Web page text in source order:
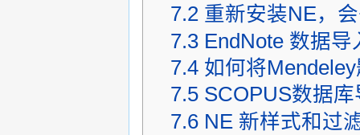
7.2 重新安装NE，
7.3 EndNote 数据
7.4 如何将
7.5 SCOPUS数据
7.6 NE 新样式和过